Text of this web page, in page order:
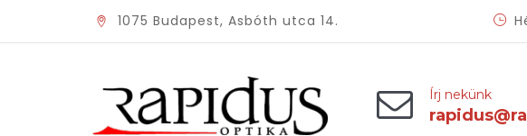
1075 Budapest, Asbóth utca 14.
Írj nekünk